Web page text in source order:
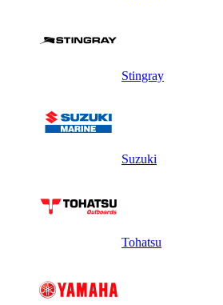
Stingray
Suzuki
Tohatsu